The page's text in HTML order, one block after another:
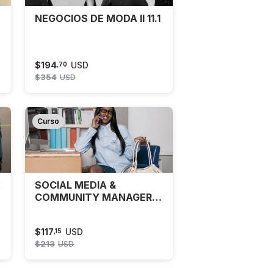
NEGOCIOS DE MODA II 11.1
$194 70 USD
$354 USD
Curso
SOCIAL MEDIA &
COMMUNITY MANAGER
$117 ,15 USD
$213 USD